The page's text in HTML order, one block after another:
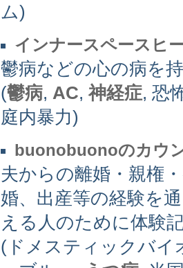
ム)
インナースペースヒ
鬱病などの心の病を
(鬱病, AC,神経症, 恐
庭内暴力)
buonobuonoのカウ
夫からの離婚・親権
婚、出産等の経験を
える人のために体験
(ドメスティックバイ